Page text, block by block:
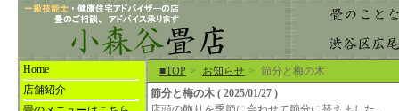
Home
店舗紹介
■TOP > お知らせ > 節分と梅の木
節分と梅の木 ( 2025/01/27 )